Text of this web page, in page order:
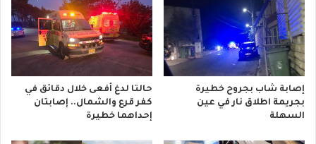
إصابة شاب بجروح خطيرة
بجريمة اطلاق نار في عين
السهلة
حالتا لدغ أفعى خلال دقائق في
كفر قرع والشمال.. إصابتان
إحداهما خطيرة